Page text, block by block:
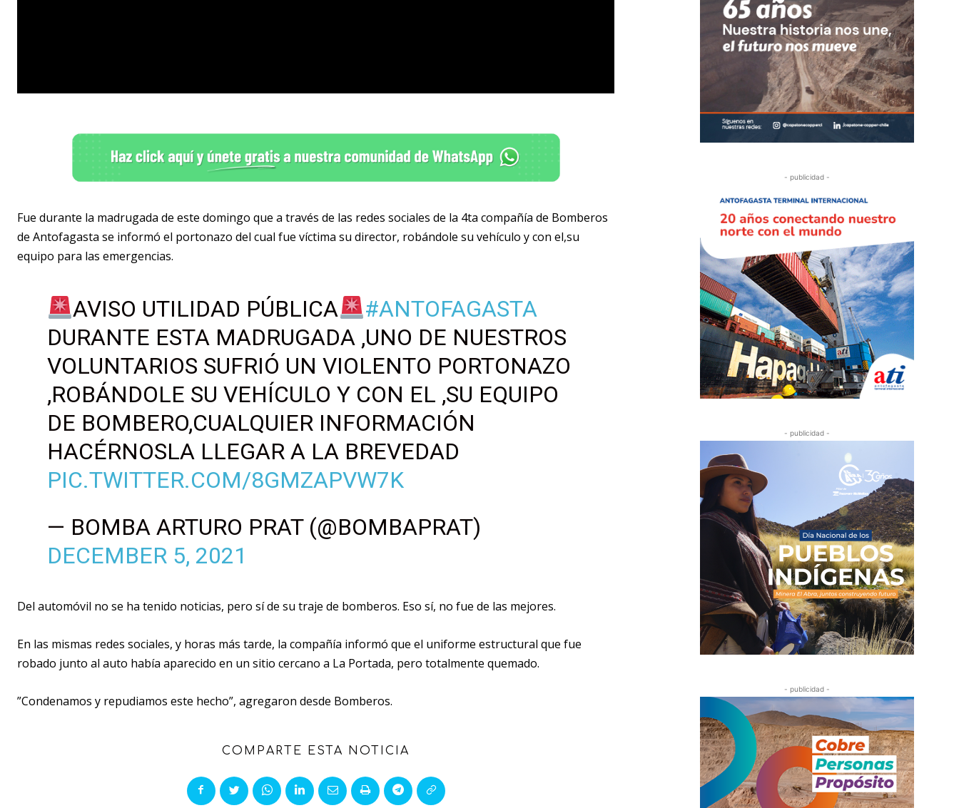
Fue durante la madrugada de este domingo que a través de las redes sociales de la 4ta compañía de Bomberos
de Antofagasta se informó el portonazo del cual fue víctima su director, robándole su vehículo y con el,su
equipo para las emergencias.
AVISO UTILIDAD PÚBLICA
#ANTOFAGASTA
DURANTE ESTA MADRUGADA ,UNO DE NUESTROS
VOLUNTARIOS SUFRIÓ UN VIOLENTO PORTONAZO
,ROBÁNDOLE SU VEHÍCULO Y CON EL ,SU EQUIPO
DE BOMBERO,CUALQUIER INFORMACIÓN
HACÉRNOSLA LLEGAR A LA BREVEDAD
PIC.TWITTER.COM/8GMZAPVW7K
— BOMBA ARTURO PRAT (@BOMBAPRAT)
DECEMBER 5, 2021
Del automóvil no se ha tenido noticias, pero sí de su traje de bomberos. Eso sí, no fue de las mejores.
En las mismas redes sociales, y horas más tarde, la compañía informó que el uniforme estructural que fue
robado junto al auto había aparecido en un sitio cercano a La Portada, pero totalmente quemado.
”Condenamos y repudiamos este hecho”, agregaron desde Bomberos.
COMPARTE ESTA NOTICIA
- publicidad -
- publicidad -
- publicidad -